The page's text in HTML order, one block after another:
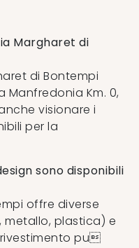
Margharet di
di Bontempi
Manfredonia Km. 0,
visionare i
per la
sono disponibili
offre diverse
plastica) e
pu